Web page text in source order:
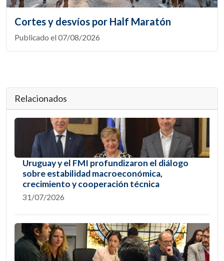
Cortes y desvíos por Half Maratón
Publicado el 07/08/2026
Relacionados
Uruguay y el FMI profundizaron el diálogo
sobre estabilidad macroeconómica,
crecimiento y cooperación técnica
31/07/2026